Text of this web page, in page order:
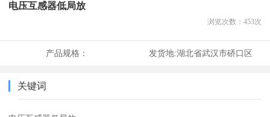
电压互感器低局放
浏览次数： 453次
产品规格： 发货地:湖北省武汉市硚口区
关键词